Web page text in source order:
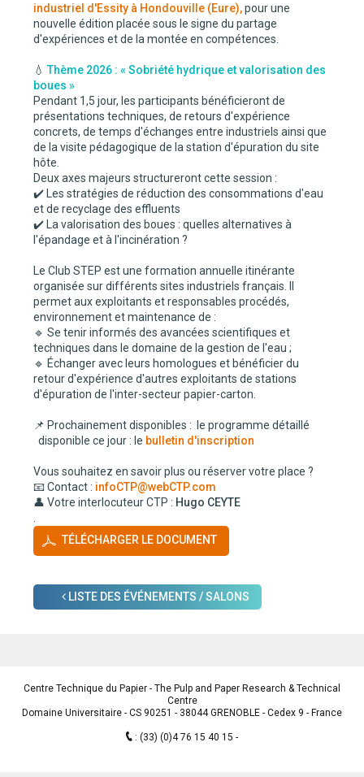
industriel d'Essity à Hondouville (Eure),pour une
nouvelle édition placée sous le signe du partage
d'expériences et de la montée en compétences.
💧Thème 2026 : « Sobriété hydrique et valorisation des
boues »
Pendant 1,5 jour, les participants bénéficieront de
présentations techniques, de retours d'expérience
concrets, de temps d'échanges entre industriels ainsi que
de la visite pédagogique de la station d'épuration du site
hôte.
Deux axes majeurs structureront cette session :
✔️ Les stratégies de réduction des consommations d'eau
et de recyclage des effluents
✔️ La valorisation des boues : quelles alternatives à
l'épandage et à l'incinération ?
Le Club STEP est une formation annuelle itinérante
organisée sur différents sites industriels français. Il
permet aux exploitants et responsables procédés,
environnement et maintenance de :
🔹 Se tenir informés des avancées scientifiques et
techniques dans le domaine de la gestion de l'eau ;
🔹 Échanger avec leurs homologues et bénéficier du
retour d'expérience d'autres exploitants de stations
d'épuration de l'inter-secteur papier-carton.
📌 Prochainement disponibles : le programme détaillé
disponible ce jour : le bulletin d'inscription
Vous souhaitez en savoir plus ou réserver votre place ?
📧 Contact : infoCTP@webCTP.com
👤 Votre interlocuteur CTP : Hugo CEYTE
TÉLÉCHARGER LE DOCUMENT
LISTE DES ÉVÉNEMENTS / SALONS
Centre Technique du Papier - The Pulp and Paper Research & Technical
Centre
Domaine Universitaire - CS 90251 - 38044 GRENOBLE - Cedex 9 - France
: (33) (0)4 76 15 40 15